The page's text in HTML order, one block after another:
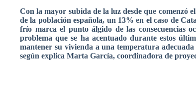
Con la mayor subida de laluz desde que comenzó
de la población española, un 13% en elcaso de
frío marca el punto álgido delas consecuencias
problema que se ha acentuado durante estos
mantener su vivienda auna temperatura adecuada
según explica Marta García, coordinadora de